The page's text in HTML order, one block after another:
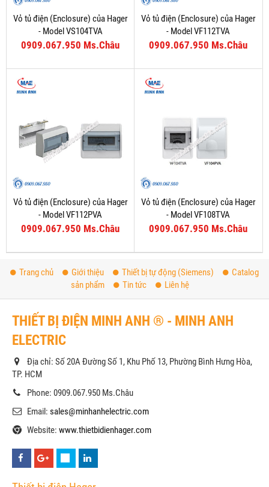
Vỏ tủ điện (Enclosure) của Hager
- Model VS104TVA
0909.067.950 Ms.Châu
Vỏ tủ điện (Enclosure) của Hager
- Model VF112TVA
0909.067.950 Ms.Châu
Vỏ tủ điện (Enclosure) của Hager
- Model VF112PVA
0909.067.950 Ms.Châu
Vỏ tủ điện (Enclosure) của Hager
- Model VF108TVA
0909.067.950 Ms.Châu
Trang chủ Giới thiệu Thiết bị tự động (Siemens)
Catalog
sản phẩm
Tin tức Liên hệ
THIẾT BỊ ĐIỆN MINH ANH ® - MINH ANH
ELECTRIC
Địa chỉ: Số 20A Đường Số 1, Khu Phố 13, Phường Bình Hưng Hòa,
TP. HCM
Phone: 0909.067.950 Ms.Châu
Email: sales@minhanhelectric.com
Website: www.thietbidienhager.com